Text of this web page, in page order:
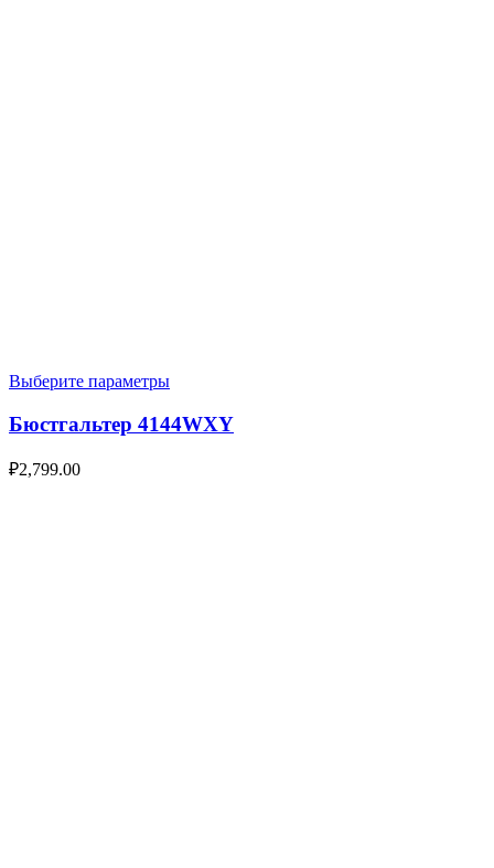
Выберите параметры
Бюстгальтер 4144WXY
₽2,799.00